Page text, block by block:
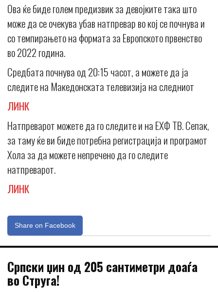
Ова ќе биде голем предизвик за девојките така што
може да се очекува убав натпревар во кој се почнува и
со темпирањето на формата за Европското првенство
во 2022 година.
Средбата почнува од 20:15 часот, а можете да ја
следите на Македонската телевизија на следниот
ЛИНК
Натпреварот можете да го следите и на ЕХФ ТВ. Сепак,
за таму ќе ви биде потребна регистрација и програмот
Хола за да можете непречено да го следите
натпреварот.
ЛИНК
Share on Facebook
Српски џин од 205 сантиметри доаѓа
во Струга!